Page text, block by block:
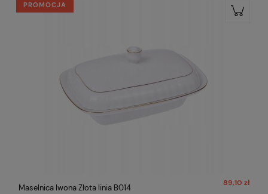
Maselnica Iwona Złota linia B014
89,10 zł
PROMOCJA